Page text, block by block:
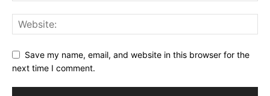
Save my name, email, and website in this browser for the
next time I comment.